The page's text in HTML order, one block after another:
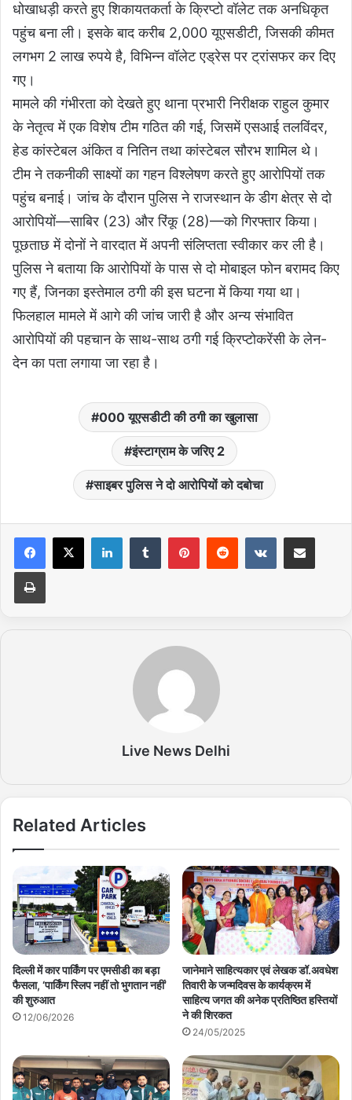
धोखाधड़ी करते हुए शिकायतकर्ता के क्रिप्टो वॉलेट तक अनधिकृत
पहुंच बना ली। इसके बाद करीब 2,000 यूएसडीटी, जिसकी कीमत
लगभग 2 लाख रुपये है, विभिन्न वॉलेट एड्रेस पर ट्रांसफर कर दिए
गए।
मामले की गंभीरता को देखते हुए थाना प्रभारी निरीक्षक राहुल कुमार
के नेतृत्व में एक विशेष टीम गठित की गई, जिसमें एसआई तलविंदर,
हेड कांस्टेबल अंकित व नितिन तथा कांस्टेबल सौरभ शामिल थे।
टीम ने तकनीकी साक्ष्यों का गहन विश्लेषण करते हुए आरोपियों तक
पहुंच बनाई। जांच के दौरान पुलिस ने राजस्थान के डीग क्षेत्र से दो
आरोपियों—साबिर (23) और रिंकू (28)—को गिरफ्तार किया।
पूछताछ में दोनों ने वारदात में अपनी संलिप्तता स्वीकार कर ली है।
पुलिस ने बताया कि आरोपियों के पास से दो मोबाइल फोन बरामद किए
गए हैं, जिनका इस्तेमाल ठगी की इस घटना में किया गया था।
फिलहाल मामले में आगे की जांच जारी है और अन्य संभावित
आरोपियों की पहचान के साथ-साथ ठगी गई क्रिप्टोकरेंसी के लेन-
देन का पता लगाया जा रहा है।
000 यूएसडीटी की ठगी का खुलासा
इंस्टाग्राम के जरिए 2
साइबर पुलिस ने दो आरोपियों को दबोचा
Live News Delhi
Related Articles
दिल्ली में कार पार्किंग पर एमसीडी का बड़ा
फैसला, ‘पार्किंग स्लिप नहीं तो भुगतान नहीं’
की शुरुआत
12/06/2026
जानेमाने साहित्यकार एवं लेखक डॉ.अवधेश
तिवारी के जन्मदिवस के कार्यक्रम में
साहित्य जगत की अनेक प्रतिष्ठित हस्तियों
ने की शिरकत
24/05/2025